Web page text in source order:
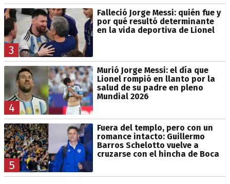
3
Falleció Jorge Messi: quién fue y
por qué resultó determinante
en la vida deportiva de Lionel
4
Murió Jorge Messi: el día que
Lionel rompió en llanto por la
salud de su padre en pleno
Mundial 2026
5
Fuera del templo, pero con un
romance intacto: Guillermo
Barros Schelotto vuelve a
cruzarse con el hincha de Boca